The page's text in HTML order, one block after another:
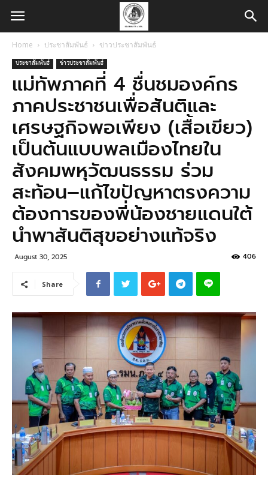
Home ประชาสัมพันธ์ ข่าวประชาสัมพันธ์
ประชาสัมพันธ์ ข่าวประชาสัมพันธ์
แม่ทัพภาคที่ 4 ชื่นชมองค์กร
ภาคประชาชนเพื่อสันติและ
เศรษฐกิจพอเพียง (เสื้อเขียว)
เป็นต้นแบบพลเมืองไทยใน
สังคมพหุวัฒนธรรม ร่วม
สะท้อน–แก้ไขปัญหาตรงความ
ต้องการของพี่น้องชายแดนใต้
นำพาสันติสุขอย่างแท้จริง
August 30, 2025 406
Share